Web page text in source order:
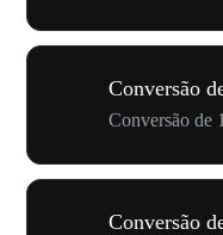
Conversão
Conversão de
Conversão